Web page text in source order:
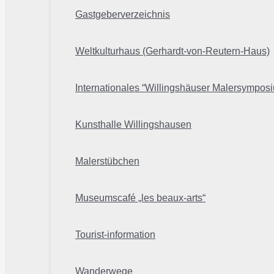
Gastgeberverzeichnis
Weltkulturhaus (Gerhardt-von-Reutern-Haus)
Internationales “Willingshäuser
Kunsthalle Willingshausen
Malerstübchen
Museumscafé „les beaux-arts“
Tourist-information
Wanderwege